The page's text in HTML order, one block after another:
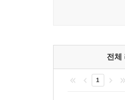
고백한다. 이 지점에
새로운 상상이 발화
고정되어 있지도 않은
전체
1